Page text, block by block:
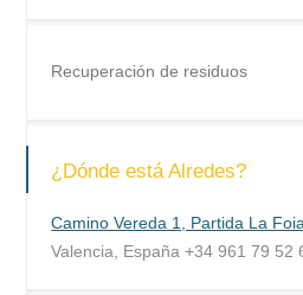
Recuperación de residuos
¿Dónde está Alredes?
Camino Vereda 1, Partida La
Valencia, España +34 961 79 52